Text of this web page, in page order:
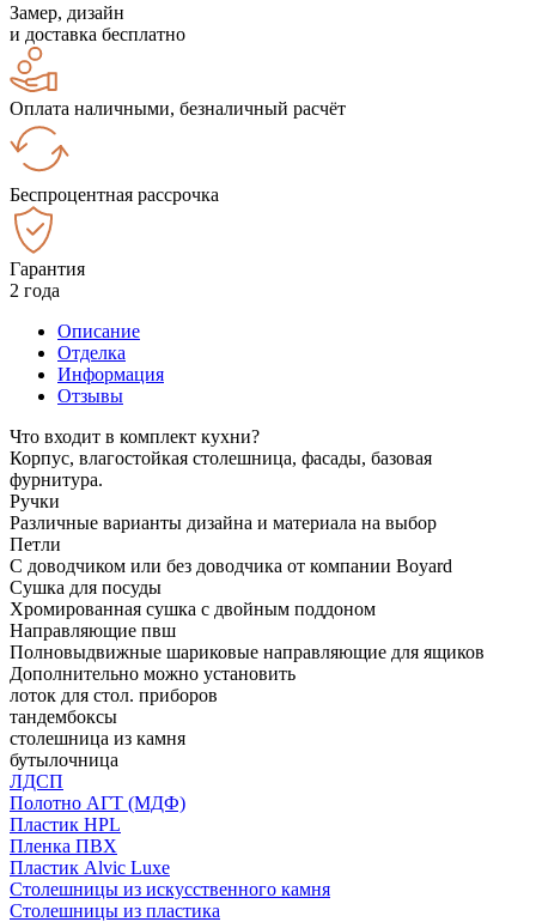
Замер, дизайн
и доставка бесплатно
Оплата наличными, безналичный расчёт
Беспроцентная рассрочка
Гарантия
2 года
Описание
Отделка
Информация
Отзывы
Что входит в комплект кухни?
Корпус, влагостойкая столешница, фасады, базовая
фурнитура.
Ручки
Различные варианты дизайна и материала на выбор
Петли
С доводчиком или без доводчика от компании Boyard
Сушка для посуды
Хромированная сушка с двойным поддоном
Направляющие пвш
Полновыдвижные шариковые направляющие для ящиков
Дополнительно можно установить
лоток для стол. приборов
тандембоксы
столешница из камня
бутылочница
ЛДСП
Полотно АГТ (МДФ)
Пластик HPL
Пленка ПВХ
Пластик Alvic Luxe
Столешницы из искусственного камня
Столешницы из пластика